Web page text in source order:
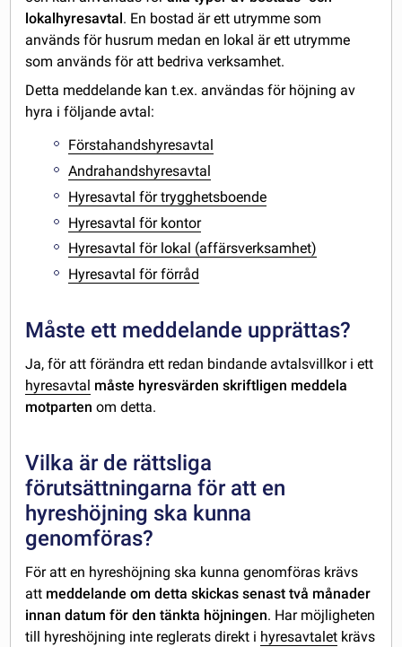
lokalhyresavtal . En bostad är ett utrymme som
används för husrum medan en lokal är ett utrymme
som används för att bedriva verksamhet.
Detta meddelande kan t.ex. användas för höjning av
hyra i följande avtal:
Förstahandshyresavtal
Andrahandshyresavtal
Hyresavtal för trygghetsboende
Hyresavtal för kontor
Hyresavtal för lokal (affärsverksamhet)
Hyresavtal för förråd
Måste ett meddelande upprättas?
Ja, för att förändra ett redan bindande avtalsvillkor i ett
hyresavtal måste hyresvärden skriftligen meddela
motparten om detta.
Vilka är de rättsliga
förutsättningarna för att en
hyreshöjning ska kunna
genomföras?
För att en hyreshöjning ska kunna genomföras krävs
att meddelande om detta skickas senast två månader
innan datum för den tänkta höjningen. Har möjligheten
till hyreshöjning inte reglerats direkt i hyresavtalet krävs